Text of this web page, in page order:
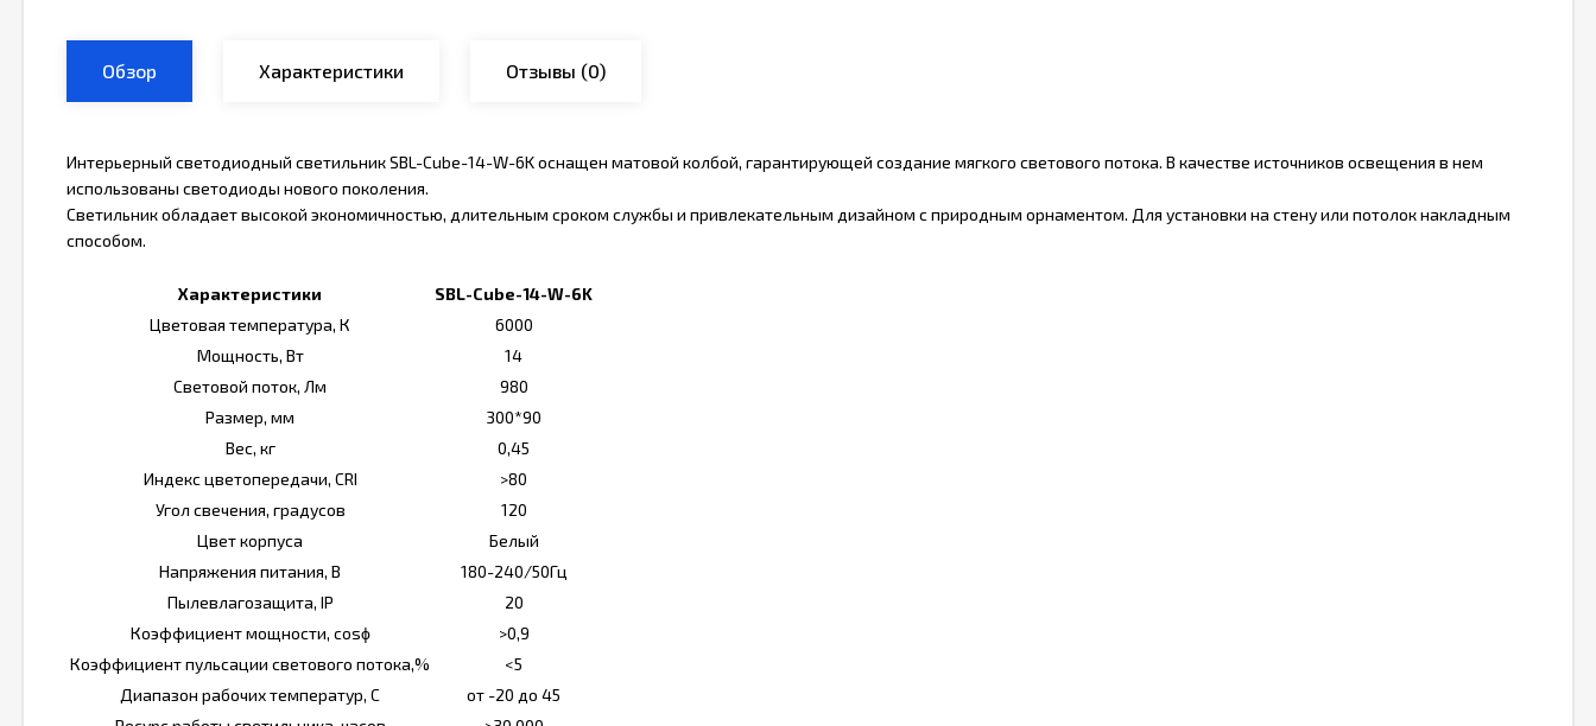
Обзор Характеристики Отзывы (0)
Интерьерный светодиодный светильник SBL-Cube-14-W-6K оснащен матовой колбой, гарантирующей создание мягкого светового потока. В качестве источников освещения в нем
использованы светодиоды нового поколения.
Светильник обладает высокой экономичностью, длительным сроком службы и привлекательным дизайном с природным орнаментом. Для установки на стену или потолок накладным
способом.
Характеристики
SBL-Cube-14-W-6K
Цветовая температура, К
6000
Мощность, Вт
14
Световой поток, Лм
980
Размер, мм
300*90
Вес, кг
0,45
Индекс цветопередачи, CRI
>80
Угол свечения, градусов
120
Цвет корпуса
Белый
Напряжения питания, В
180-240/50Гц
Пылевлагозащита, IP
20
Коэффициент мощности, cosϕ
>0,9
Коэффициент пульсации светового потока,%
<5
Диапазон рабочих температур, С
от -20 до 45